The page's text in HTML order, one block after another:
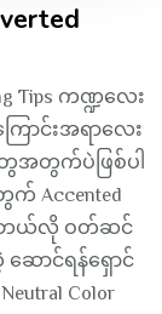
Tips ကဏ္ဍလေး
ာင်းအရာလေး
ေအတွက်ပဲဖြစ်ပါ
က် Accented
ော့ဘယ်လို ဝတ်ဆင်
ောင်ရန်ရှောင်
Color